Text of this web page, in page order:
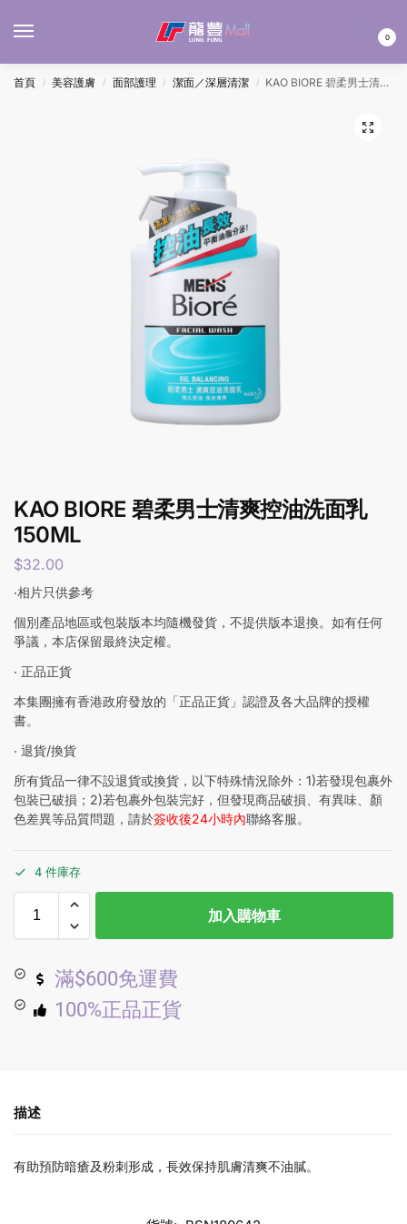
0
首頁 / 美容護膚 / 面部護理 / 潔面／深層清潔 / KAO BIORE 碧柔男士清爽控油洗面乳150ML
KAO BIORE 碧柔男士清爽控油洗面乳
150ML
$32.00
‧相片只供參考
個別產品地區或包裝版本均隨機發貨，不提供版本退換。如有任何
爭議，本店保留最終決定權。
‧ 正品正貨
本集團擁有香港政府發放的「正品正貨」認證及各大品牌的授權
書。
‧ 退貨/換貨
所有貨品一律不設退貨或換貨，以下特殊情況除外：1)若發現包裹外
包裝已破損；2)若包裹外包裝完好，但發現商品破損、有異味、顏
色差異等品質問題，請於簽收後24小時內聯絡客服。
4 件庫存
加入購物車
滿$600免運費
100%正品正貨
描述
有助預防暗瘡及粉刺形成，長效保持肌膚清爽不油膩。